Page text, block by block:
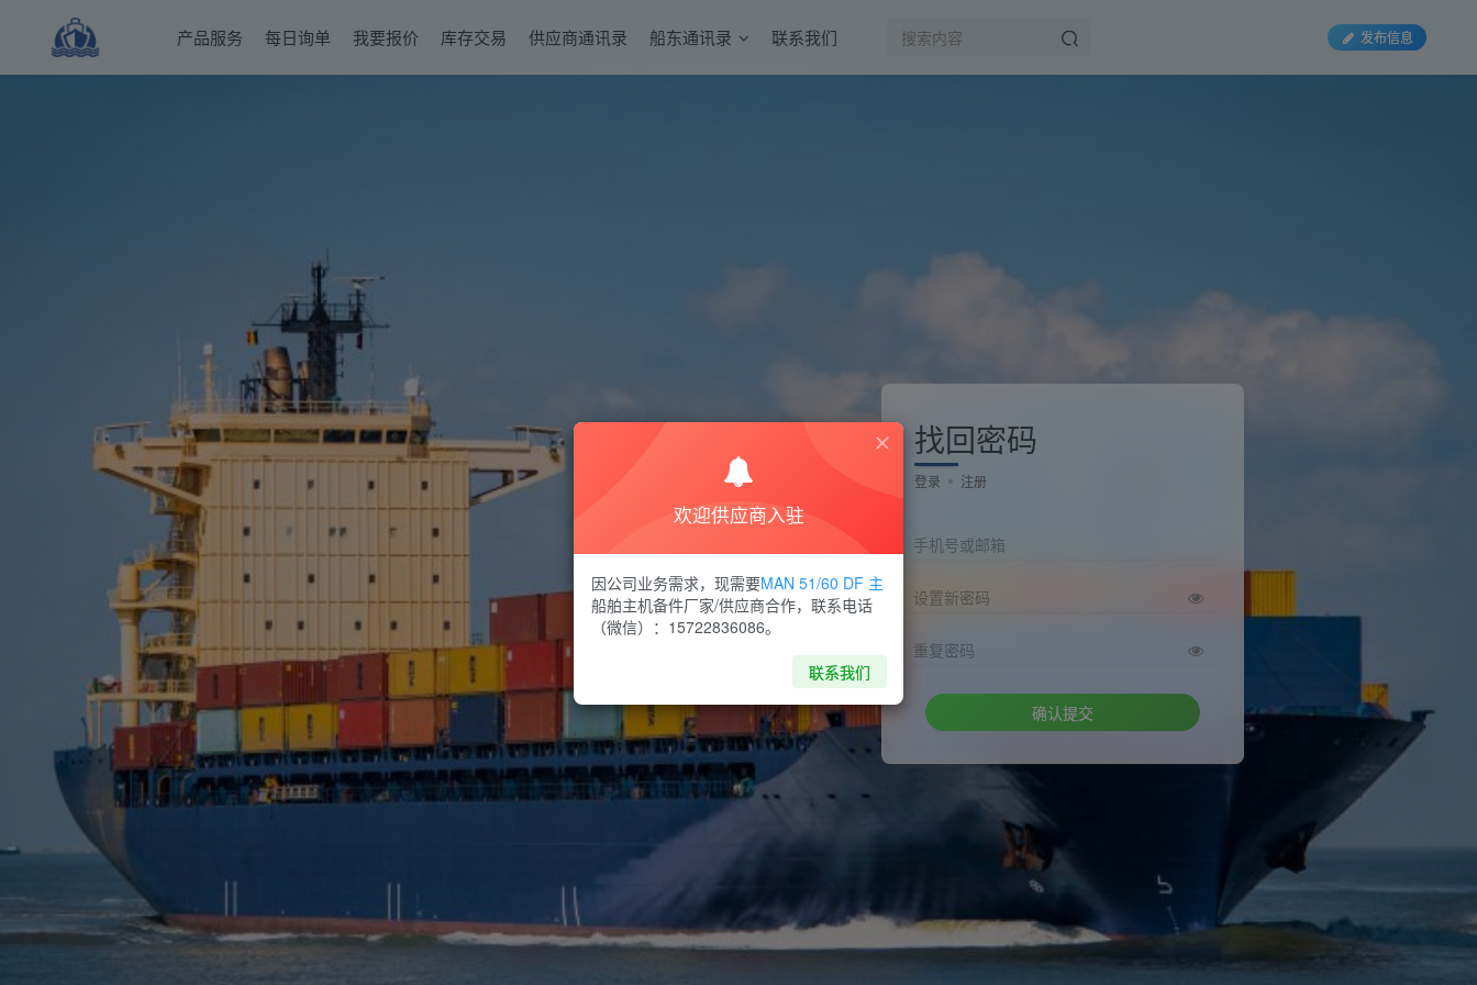
产品服务 每日询单 我要报价 库存交易 供应商通讯录 船东通讯录 联系我们 发布信息
找回密码
登录 注册
手机号或邮箱
设置新密码
重复密码
确认提交
欢迎供应商入驻
因公司业务需求，现需要MAN 51/60 DF 主
船舶主机备件厂家/供应商合作，联系电话
（微信）：15722836086。
联系我们